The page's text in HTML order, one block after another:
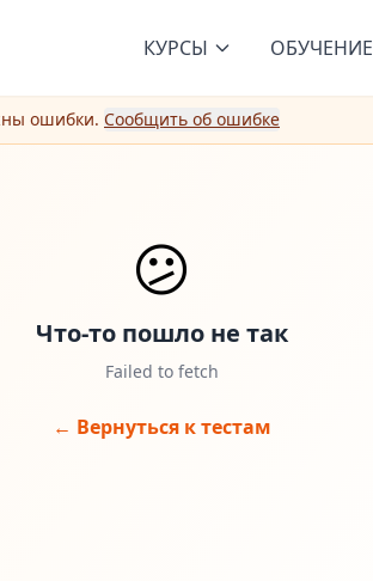
КУРСЫ ОБУЧЕНИЕ
ошибки. Сообщить об ошибке
😕
Что-то пошло не так
Failed to fetch
← Вернуться к тестам